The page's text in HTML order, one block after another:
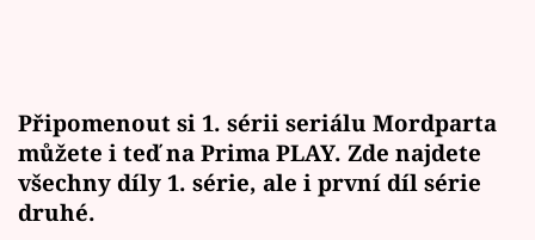
Připomenout si 1. sérii seriálu Mordparta
můžete i teď na Prima PLAY. Zde najdete
všechny díly 1. série, ale i první díl série
druhé.